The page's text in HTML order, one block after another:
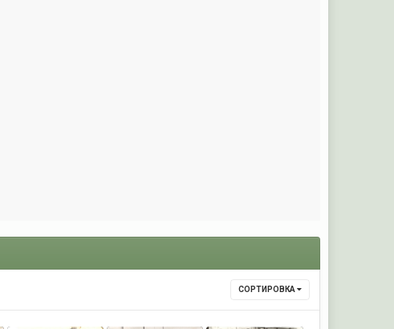
СОРТИРОВКА